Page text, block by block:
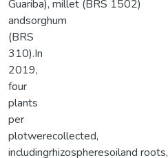
Guariba), millet (BRS 1502)
andsorghum
(BRS
310).In
2019,
four
plants
per
plotwerecollected,
includingrhizospheresoiland roots,